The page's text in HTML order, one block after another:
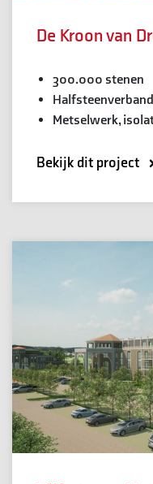
De Kroon van
300.000 stenen
Halfsteenverband
Metselwerk,
Bekijk dit project